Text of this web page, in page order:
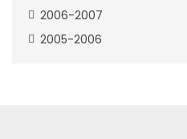
2006-2007
2005-2006